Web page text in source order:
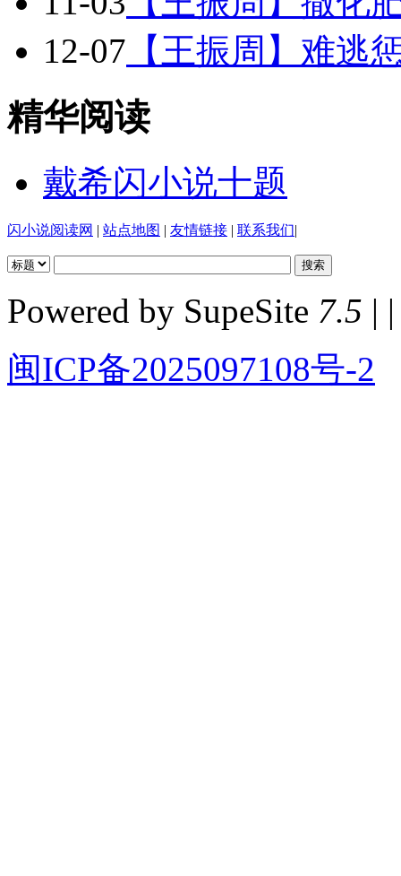
12-07 【王振周】难逃
精华阅读
戴希闪小说十题
闪小说阅读网 | 站点地图 | 友情链接 | 联系我们|
Powered by SupeSite 7.5 | |
闽ICP备2025097108号-2